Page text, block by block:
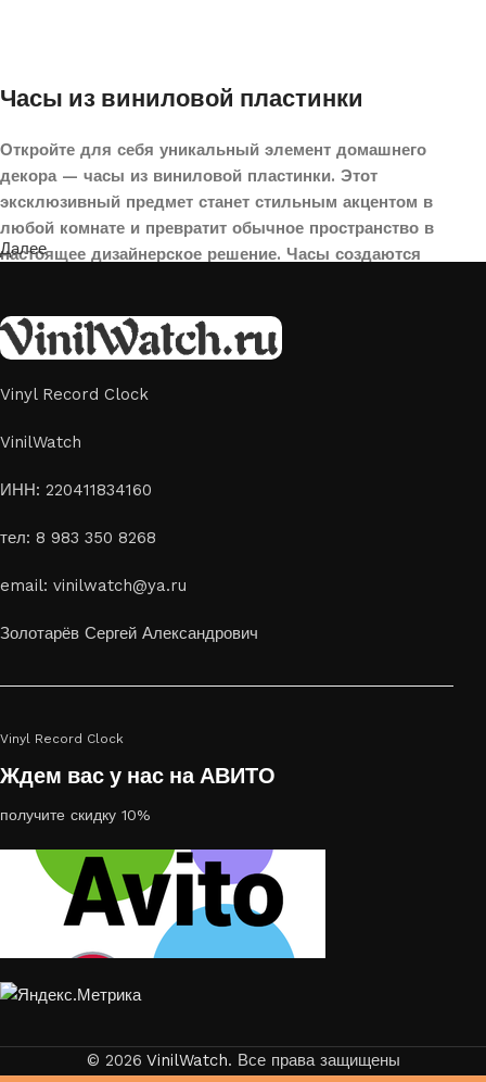
Часы из виниловой пластинки
Откройте для себя уникальный элемент домашнего
декора — часы из виниловой пластинки. Этот
эксклюзивный предмет станет стильным акцентом в
любой комнате и превратит обычное пространство в
настоящее дизайнерское решение. Часы создаются
аксессуар идеально подойдет для гостиной, спальни,
офиса или даже для оформления кафе, студии или
творческого пространства.
Картины на стекле и дереве
Лазерная гравировка на стекле или дереве, оригинальный
или украсить свой дом
украсить пространство, лазерная гравировка фото по дереву
Далее
Vinyl Record Clock
VinilWatch
ИНН: 220411834160
тел: 8 983 350 8268
email: vinilwatch@ya.ru
Золотарёв Сергей Александрович
Vinyl Record Clock
Ждем вас у нас на АВИТО
получите скидку 10%
© 2026 VinilWatch. Все права защищены